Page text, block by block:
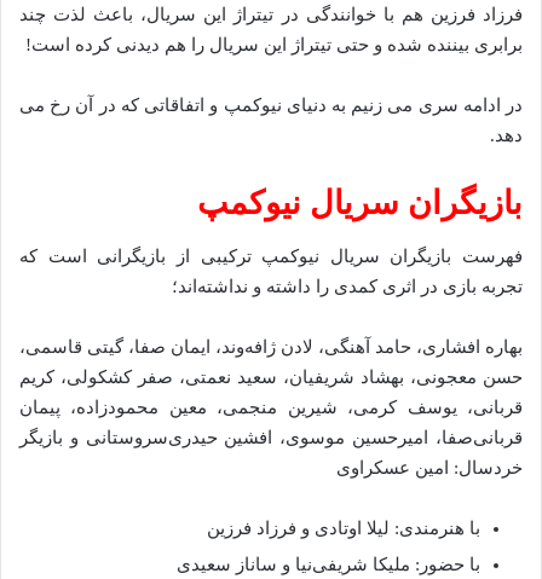
فرزاد فرزین هم با خوانندگی در تیتراژ این سریال، باعث لذت چند
برابری بیننده شده و حتی تیتراژ این سریال را هم دیدنی کرده است!
در ادامه سری می زنیم به دنیای نیوکمپ و اتفاقاتی که در آن رخ می
دهد.
بازیگران سریال نیوکمپ
فهرست بازیگران سریال نیوکمپ ترکیبی از بازیگرانی است که
تجربه بازی در اثری کمدی را داشته و نداشته‌اند؛
بهاره افشاری، حامد آهنگی، لادن ژافه‌وند، ایمان صفا، گیتی قاسمی،
حسن معجونی، بهشاد شریفیان، سعید نعمتی، صفر کشکولی، کریم
قربانی، یوسف کرمی، شیرین منجمی، معین محمودزاده، پیمان
قربانی‌صفا، امیرحسین موسوی، افشین حیدری‌سروستانی و بازیگر
خردسال: امین عسکراوی
با هنرمندی: لیلا اوتادی و فرزاد فرزین
با حضور: ملیکا شریفی‌نیا و ساناز سعیدی